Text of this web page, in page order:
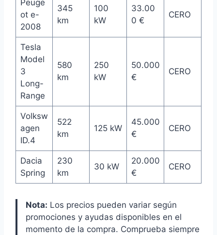
Peuge
ot e-
2008
345
km
100
kW
33.00
0 €
CERO
Tesla
Model
3
Long-
Range
580
km
250
kW
50.000
€
CERO
Volksw
agen
ID.4
522
km
125 kW
45.000
€
CERO
Dacia
Spring
230
km
30 kW
20.000
€
CERO
Nota: Los precios pueden variar según
promociones y ayudas disponibles en el
momento de la compra. Comprueba siempre